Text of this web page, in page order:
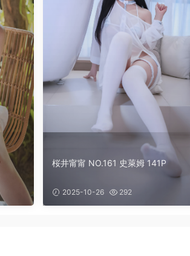
桜井甯甯 NO.161 史萊姆 141P
2025-10-26 292